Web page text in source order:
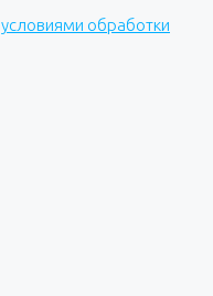
условиями обработки